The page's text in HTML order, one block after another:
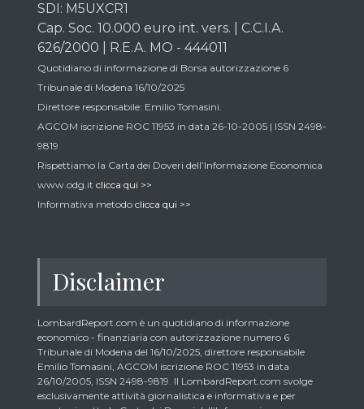
SDI: M5UXCR1
Cap. Soc. 10.000 euro int. vers. | C.C.I.A.
626/2000 | R.E.A. MO - 444011
Quotidiano di informazione di Borsa autorizzazione 6
Tribunale di Modena 16/10/2025
Direttore responsabile: Emilio Tomasini.
AGCOM iscrizione ROC 11953 in data 26-10-2005 | ISSN 2498-
9819
Rispettiamo la Carta dei Doveri dell’Informazione Economica
www.odg.it clicca qui >>
Informativa metodo clicca qui >>
Disclaimer
LombardReport.com è un quotidiano di informazione
economico - finanziaria con autorizzazione numero 6
Tribunale di Modena del 16/10/2025, direttore responsabile
Emilio Tomasini, AGCOM iscrizione ROC 11953 in data
26/10/2005, ISSN 2498-9819. Il LombardReport.com svolge
esclusivamente attività giornalistica e informativa e per